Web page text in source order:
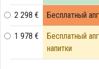
2 298 € Бесплатный
1 978 €
Бесплатный
напитки